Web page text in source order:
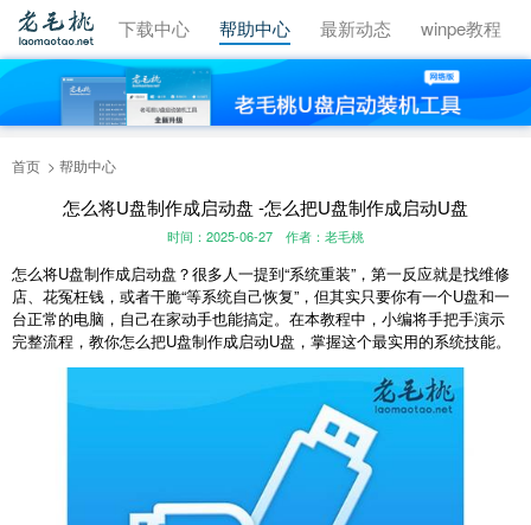
视频教程 下载中心 帮助中心 最新动态 winpe教程
首页 帮助中心
怎么将U盘制作成启动盘 -怎么把U盘制作成启动U盘
时间：2025-06-27 作者：老毛桃
怎么将U盘制作成启动盘？很多人一提到“系统重装”，第一反应就是找维修
店、花冤枉钱，或者干脆“等系统自己恢复”，但其实只要你有一个U盘和一
台正常的电脑，自己在家动手也能搞定。在本教程中，小编将手把手演示
完整流程，教你怎么把U盘制作成启动U盘，掌握这个最实用的系统技能。